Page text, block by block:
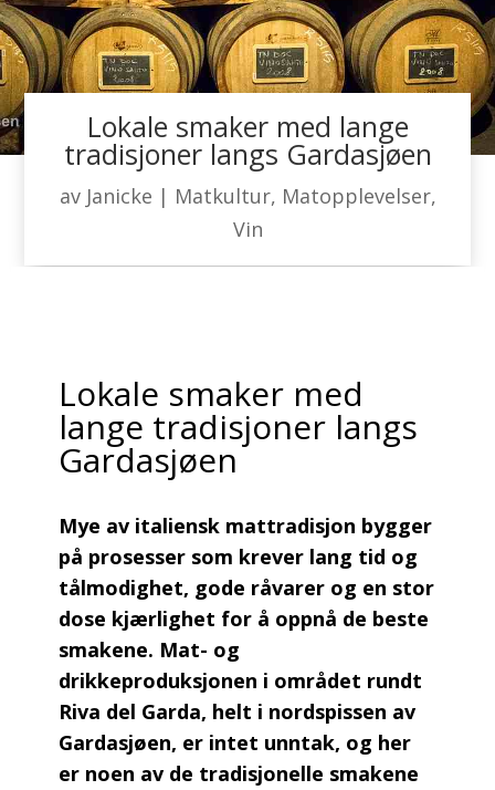
Lokale smaker med lange
tradisjoner langs Gardasjøen
av Janicke | Matkultur, Matopplevelser,
Vin
Lokale smaker med
lange tradisjoner langs
Gardasjøen
Mye av italiensk mattradisjon bygger
på prosesser som krever lang tid og
tålmodighet, gode råvarer og en stor
dose kjærlighet for å oppnå de beste
smakene. Mat- og
drikkeproduksjonen i området rundt
Riva del Garda, helt i nordspissen av
Gardasjøen, er intet unntak, og her
er noen av de tradisjonelle smakene